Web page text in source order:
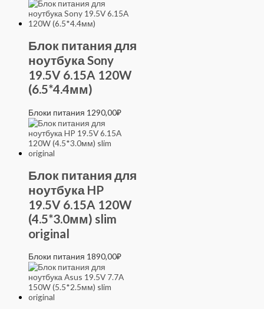
Блок питания для
ноутбука Sony
19.5V 6.15A 120W
(6.5*4.4мм)
Блоки питания 1290,00₽
Блок питания для
ноутбука HP
19.5V 6.15A 120W
(4.5*3.0мм) slim
original
Блоки питания 1890,00₽